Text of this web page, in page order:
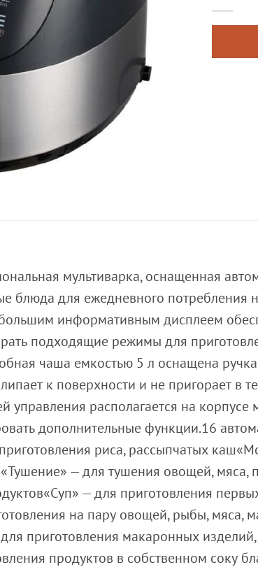
мультиварка, оснащенная
блюда для ежедневного потребления
информативным дисплеем
подходящие режимы для
чаша емкостью 5 л оснащена
к поверхности и не пригорает в
управления располагается на
дополнительные функции.16
риса, рассыпчатых
— для тушения овощей,
— для приготовления
на пару овощей, рыбы, мяса,
приготовления макаронных изделий,
продуктов в собственном соку